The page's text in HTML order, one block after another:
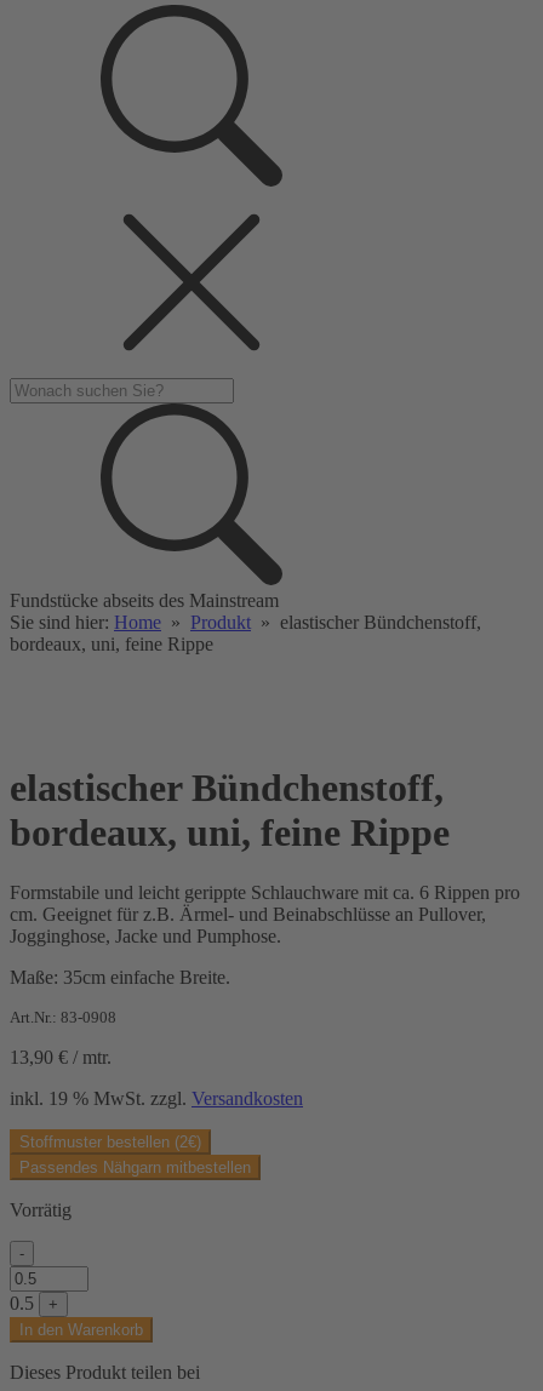
Fundstücke abseits des Mainstream
Sie sind hier: Home » Produkt » elastischer Bündchenstoff,
bordeaux, uni, feine Rippe
elastischer Bündchenstoff,
bordeaux, uni, feine Rippe
Formstabile und leicht gerippte Schlauchware mit ca. 6 Rippen pro
cm. Geeignet für z.B. Ärmel- und Beinabschlüsse an Pullover,
Jogginghose, Jacke und Pumphose.
Maße: 35cm einfache Breite.
Art.Nr.: 83-0908
13,90 € / mtr.
inkl. 19 % MwSt. zzgl. Versandkosten
Stoffmuster bestellen (2€)
Passendes Nähgarn mitbestellen
Vorrätig
-
elastischer
Bündchenstoff,
bordeaux,
uni,
feine
Rippe
0.5
+
In den Warenkorb
Dieses Produkt teilen bei